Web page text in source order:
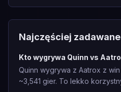
Najczęściej
Kto wygrywa Quinn vs
Quinn wygrywa z Aatrox z
~3,541 gier. To lekko